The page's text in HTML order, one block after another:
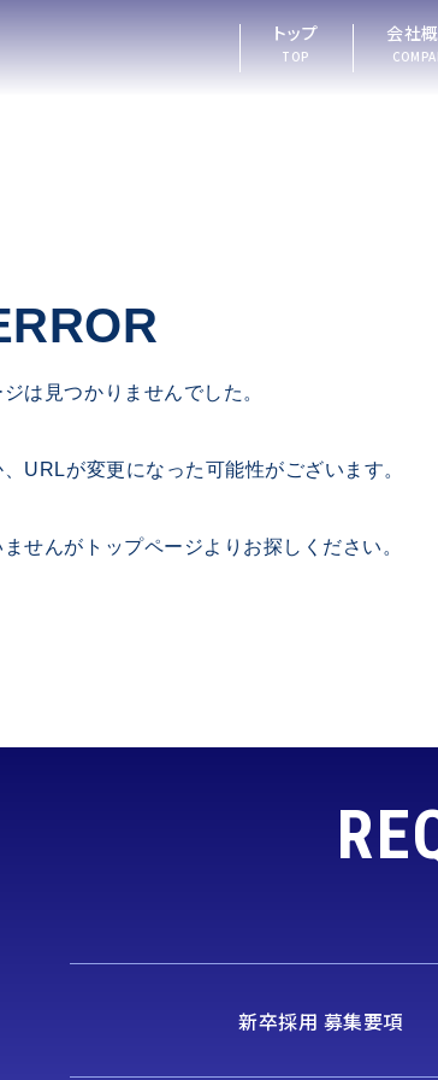
トップ
TOP
会社
は見つかりませんでした。
URLが変更になった可能性がございます。
せんがトップページよりお探しください。
新卒採用 募集要項